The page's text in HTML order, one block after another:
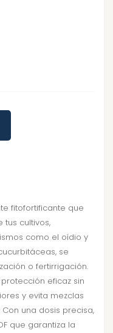
fitofortificante que
cultivos,
como el oídio y
se
o fertirrigación.
eficaz sin
y evita mezclas
una dosis precisa,
que garantiza la